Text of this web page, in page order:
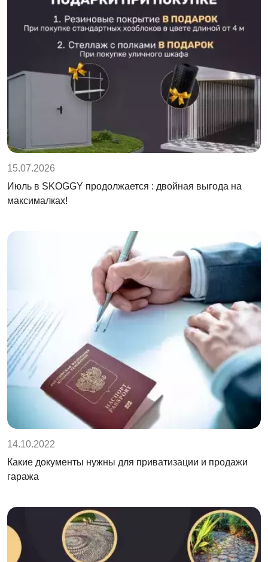
15.07.2026
Июль в SKOGGY продолжается : двойная выгода на
максималках!
14.10.2022
Какие документы нужны для приватизации и продажи
гаража